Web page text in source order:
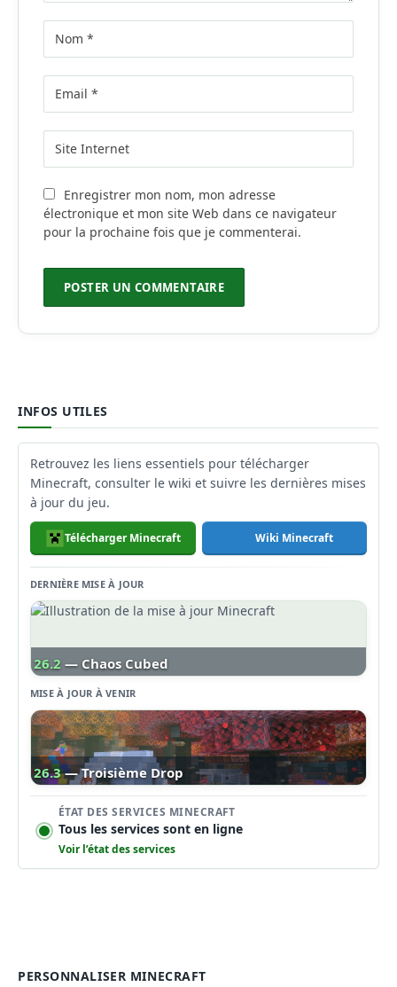
Enregistrer mon nom, mon adresse
électronique et mon site Web dans ce navigateur
pour la prochaine fois que je commenterai.
INFOS UTILES
Retrouvez les liens essentiels pour télécharger
Minecraft, consulter le wiki et suivre les dernières mises
à jour du jeu.
Télécharger Minecraft Wiki Minecraft
DERNIÈRE MISE À JOUR
26.2 — Chaos Cubed
MISE À JOUR À VENIR
26.3 — Troisième Drop
ÉTAT DES SERVICES MINECRAFT
Tous les services sont en ligne
Voir l’état des services
PERSONNALISER MINECRAFT